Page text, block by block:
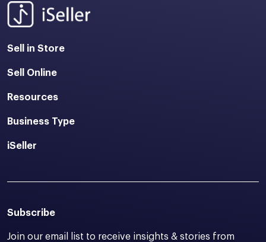
Sell in Store
Sell Online
Resources
Business Type
iSeller
Subscribe
Join our email list to receive insights & stories from